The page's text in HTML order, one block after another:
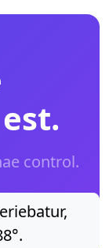
control.